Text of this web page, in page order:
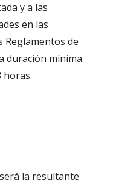
y a las
en las
Reglamentos de
duración mínima
horas.
la resultante